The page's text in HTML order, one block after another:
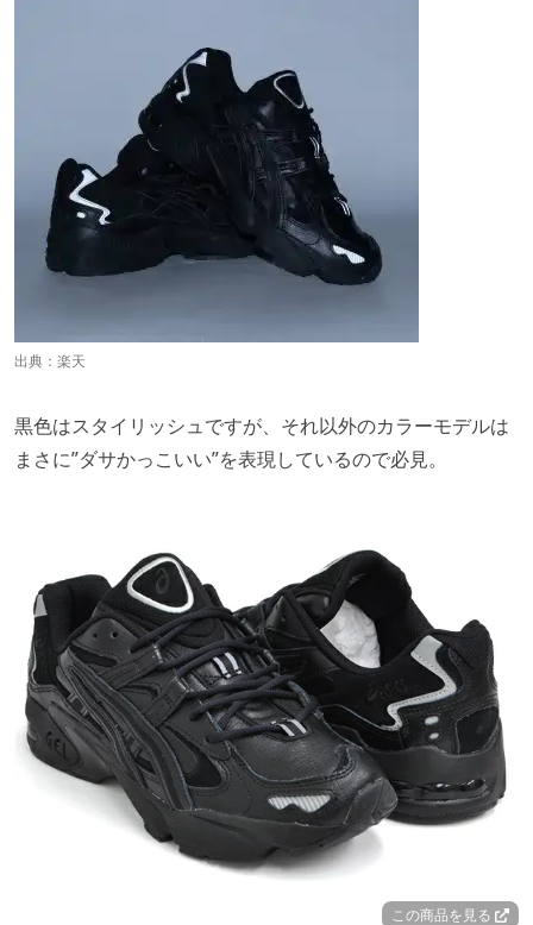
出典： 楽天
黒色はスタイリッシュですが、それ以外のカラーモデルは
まさに”ダサかっこいい”を表現しているので必見。
この商品を見る